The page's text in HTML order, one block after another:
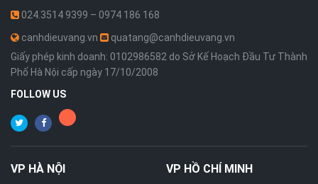
024.3514 9399 – 0974 186 168
canhdieuvang.vn
quatang@canhdieuvang.vn
Giấy phép kinh doanh: 0102986582 do Sở Kế Hoạch Đầu Tư Thành
Phố Hà Nội cấp ngày 17/10/2008
FOLLOW US
VP HÀ NỘI VP HỒ CHÍ MINH